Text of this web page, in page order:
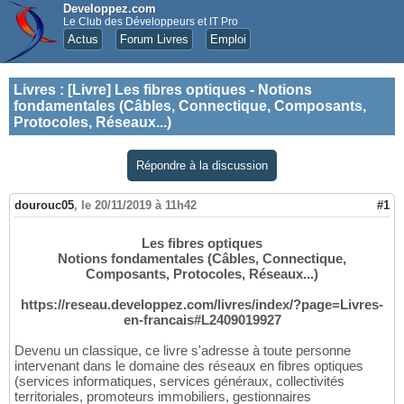
Developpez.com
Le Club des Développeurs et IT Pro
Actus Forum Livres Emploi
Livres : [Livre] Les fibres optiques - Notions
fondamentales (Câbles, Connectique, Composants,
Protocoles, Réseaux...)
Répondre à la discussion
dourouc05, le 20/11/2019 à 11h42 #1
Les fibres optiques
Notions fondamentales (Câbles, Connectique,
Composants, Protocoles, Réseaux...)
https://reseau.developpez.com/livres/index/?page=Livres-
en-francais#L2409019927
Devenu un classique, ce livre s'adresse à toute personne
intervenant dans le domaine des réseaux en fibres optiques
(services informatiques, services généraux, collectivités
territoriales, promoteurs immobiliers, gestionnaires